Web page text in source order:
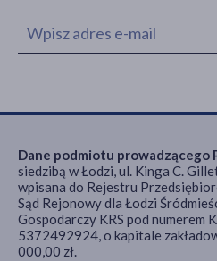
Dane podmiotu prowadzącego
siedzibą w Łodzi, ul. Kinga C.
wpisana do Rejestru
Sąd Rejonowy dla Łodzi
Gospodarczy KRS pod numerem
5372492924, o kapitale
000,00 zł.